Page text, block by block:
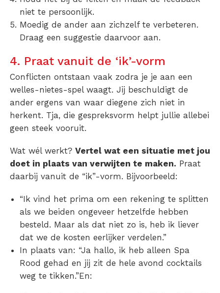
niet te persoonlijk.
Moedig de ander aan zichzelf te verbeteren.
Draag een suggestie daarvoor aan.
4. Praat vanuit de ‘ik’-vorm
Conflicten ontstaan vaak zodra je je aan een
welles-nietes-spel waagt. Jij beschuldigt de
ander ergens van waar diegene zich niet in
herkent. Tja, die gespreksvorm helpt jullie allebei
geen steek vooruit.
Wat wél werkt? Vertel wat een situatie met jou
doet in plaats van verwijten te maken. Praat
daarbij vanuit de “ik”-vorm. Bijvoorbeeld:
“Ik vind het prima om een rekening te splitten
als we beiden ongeveer hetzelfde hebben
besteld. Maar als dat niet zo is, heb ik liever
dat we de kosten eerlijker verdelen.”
In plaats van: “Ja hallo, ik heb alleen Spa
Rood gehad en jij zit de hele avond cocktails
weg te tikken.”En: